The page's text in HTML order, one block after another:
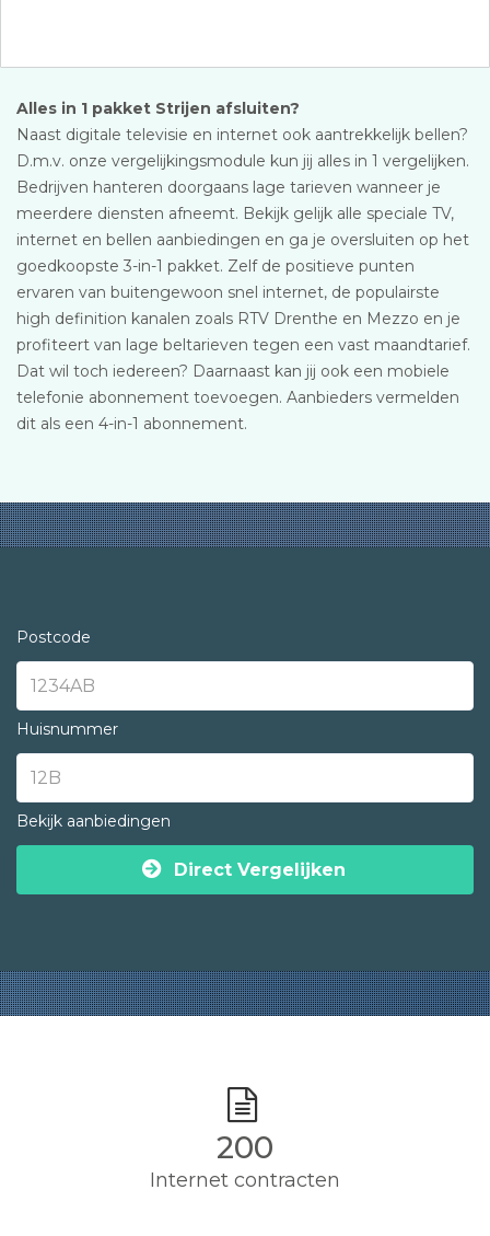
Alles in 1 pakket Strijen afsluiten?
Naast digitale televisie en internet ook aantrekkelijk bellen?
D.m.v. onze vergelijkingsmodule kun jij alles in 1 vergelijken.
Bedrijven hanteren doorgaans lage tarieven wanneer je
meerdere diensten afneemt. Bekijk gelijk alle speciale TV,
internet en bellen aanbiedingen en ga je oversluiten op het
goedkoopste 3-in-1 pakket. Zelf de positieve punten
ervaren van buitengewoon snel internet, de populairste
high definition kanalen zoals RTV Drenthe en Mezzo en je
profiteert van lage beltarieven tegen een vast maandtarief.
Dat wil toch iedereen? Daarnaast kan jij ook een mobiele
telefonie abonnement toevoegen. Aanbieders vermelden
dit als een 4-in-1 abonnement.
Postcode
Huisnummer
Bekijk aanbiedingen
Direct Vergelijken
200
Internet contracten